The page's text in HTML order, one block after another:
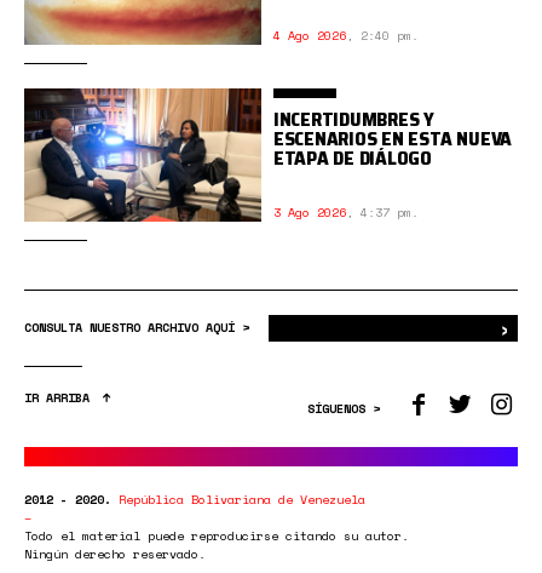
4 Ago 2026, 2:40 pm.
INCERTIDUMBRES Y
ESCENARIOS EN ESTA NUEVA
ETAPA DE DIÁLOGO
3 Ago 2026, 4:37 pm.
CONSULTA NUESTRO ARCHIVO AQUÍ > ›
IR ARRIBA
SÍGUENOS >
2012 - 2020. República Bolivariana de Venezuela
Todo el material puede reproducirse citando su autor.
Ningún derecho reservado.